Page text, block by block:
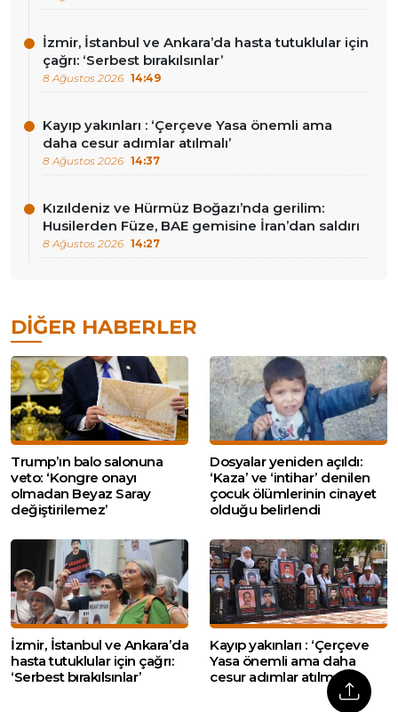
İzmir, İstanbul ve Ankara’da hasta tutuklular için
çağrı: ‘Serbest bırakılsınlar’
8 Ağustos 2026 14:49
Kayıp yakınları : ‘Çerçeve Yasa önemli ama
daha cesur adımlar atılmalı’
8 Ağustos 2026 14:37
Kızıldeniz ve Hürmüz Boğazı’nda gerilim:
Husilerden Füze, BAE gemisine İran’dan saldırı
8 Ağustos 2026 14:27
DIĞER HABERLER
Trump’ın balo salonuna
veto: ‘Kongre onayı
olmadan Beyaz Saray
değiştirilemez’
Dosyalar yeniden açıldı:
‘Kaza’ ve ‘intihar’ denilen
çocuk ölümlerinin cinayet
olduğu belirlendi
İzmir, İstanbul ve Ankara’da
hasta tutuklular için çağrı:
‘Serbest bırakılsınlar’
Kayıp yakınları : ‘Çerçeve
Yasa önemli ama daha
cesur adımlar atılmalı’